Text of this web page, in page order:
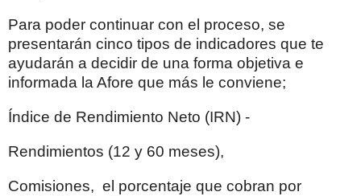
Para poder continuar con el proceso, se
presentarán cinco tipos de indicadores que te
ayudarán a decidir de una forma objetiva e
informada la Afore que más le conviene;
Índice de Rendimiento Neto (IRN) -
Rendimientos (12 y 60 meses),
Comisiones, el porcentaje que cobran por